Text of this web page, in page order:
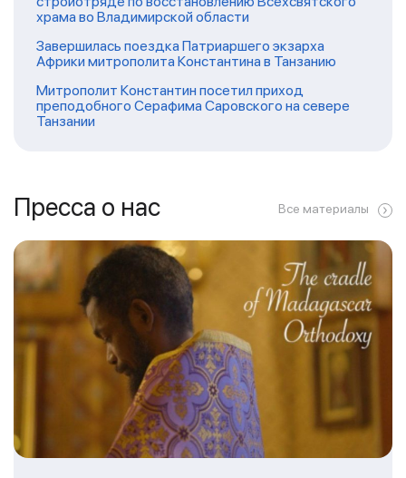
храма во Владимирской области
Завершилась поездка Патриаршего экзарха
Африки митрополита Константина в Танзанию
Митрополит Константин посетил приход
преподобного Серафима Саровского на севере
Танзании
Пресса о нас Все материалы